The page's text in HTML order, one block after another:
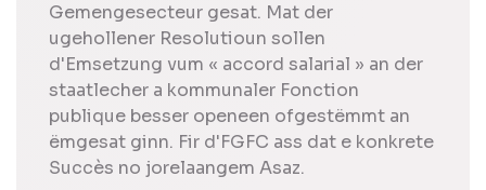
Gemengesecteur gesat. Mat der
ugehollener Resolutioun sollen
d'Emsetzung vum « accord salarial » an der
staatlecher a kommunaler Fonction
publique besser openeen ofgestëmmt an
ëmgesat ginn. Fir d'FGFC ass dat e konkrete
Succès no jorelaangem Asaz.